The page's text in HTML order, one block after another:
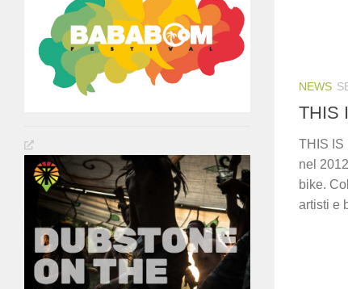
NEWS
THIS
THIS IS
nel
bike.
artisti e